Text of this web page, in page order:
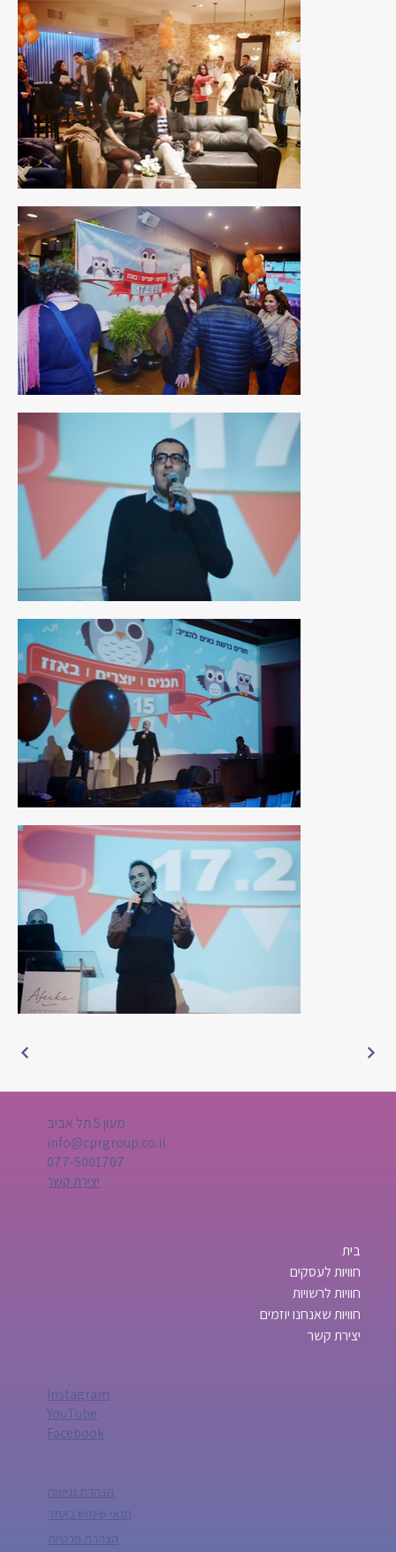
מעון 5 תל אביב
info@cprgroup.co.il
077-5001707
יצירת קשר
בית
חוויות לעסקים
חוויות לרשויות
חוויות שאנחנו יוזמים
יצירת קשר
Instagram
YouTube
Facebook
הצהרת פרטיות
הצהרת נגישות
תנאי שימוש באתר